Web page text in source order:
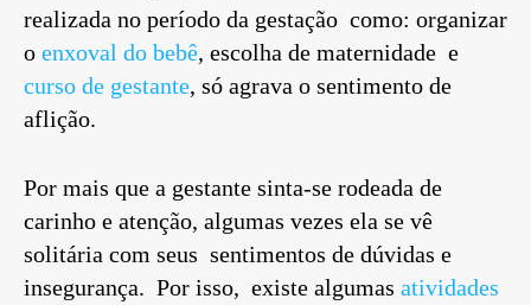
realizada no período da gestação como: organizar
o enxoval do bebê, escolha de maternidade e
curso de gestante, só agrava o sentimento de
aflição.
Por mais que a gestante sinta-se rodeada de
carinho e atenção, algumas vezes ela se vê
solitária com seus sentimentos de dúvidas e
insegurança. Por isso, existe algumas atividades